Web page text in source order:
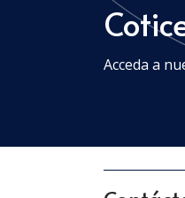
Acceda a